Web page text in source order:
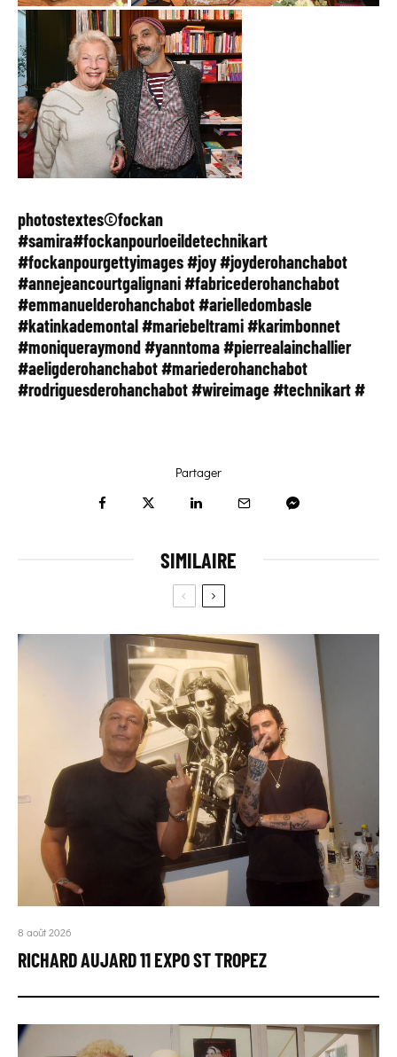
photostextes©fockan
#samira#fockanpourloeildetechnikart
#fockanpourgettyimages #joy #joyderohanchabot
#annejeancourtgalignani #fabricederohanchabot
#emmanuelderohanchabot #arielledombasle
#katinkademontal #mariebeltrami #karimbonnet
#moniqueraymond #yanntoma #pierrealainchallier
#aeligderohanchabot #mariederohanchabot
#rodriguesderohanchabot #wireimage #technikart #
Partager
SIMILAIRE
8 août 2026
RICHARD AUJARD 11 EXPO ST TROPEZ